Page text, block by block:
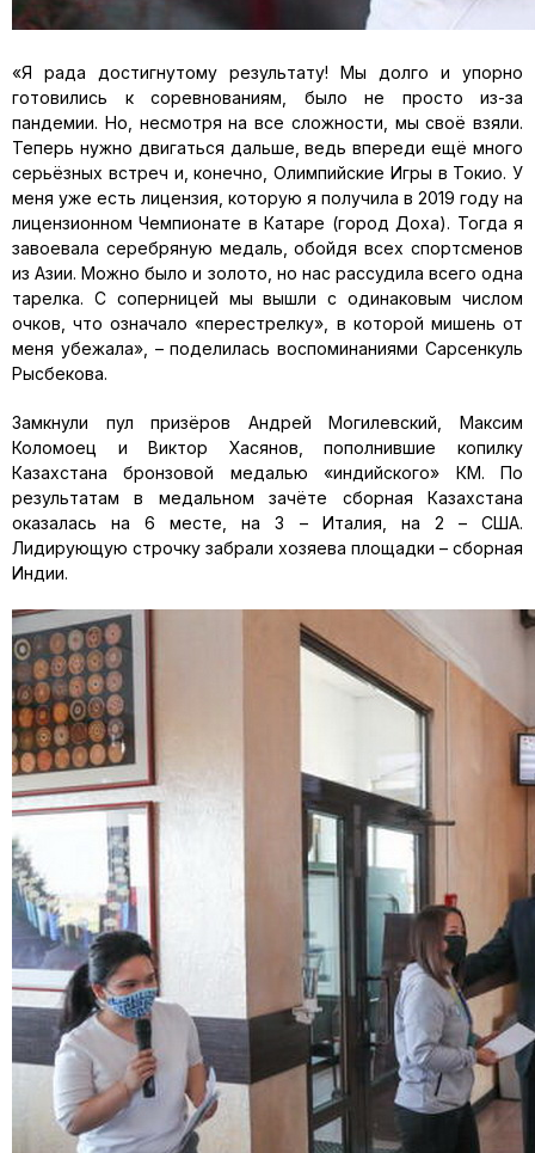
«Я рада достигнутому результату! Мы долго и упорно
готовились к соревнованиям, было не просто из-за
пандемии. Но, несмотря на все сложности, мы своё взяли.
Теперь нужно двигаться дальше, ведь впереди ещё много
серьёзных встреч и, конечно, Олимпийские Игры в Токио. У
меня уже есть лицензия, которую я получила в 2019 году на
лицензионном Чемпионате в Катаре (город Доха). Тогда я
завоевала серебряную медаль, обойдя всех спортсменов
из Азии. Можно было и золото, но нас рассудила всего одна
тарелка. С соперницей мы вышли с одинаковым числом
очков, что означало «перестрелку», в которой мишень от
меня убежала», – поделилась воспоминаниями Сарсенкуль
Рысбекова.
Замкнули пул призёров Андрей Могилевский, Максим
Коломоец и Виктор Хасянов, пополнившие копилку
Казахстана бронзовой медалью «индийского» КМ. По
результатам в медальном зачёте сборная Казахстана
оказалась на 6 месте, на 3 – Италия, на 2 – США.
Лидирующую строчку забрали хозяева площадки – сборная
Индии.